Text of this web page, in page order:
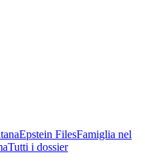
Epstein FilesFamiglia nel
Tutti i dossier